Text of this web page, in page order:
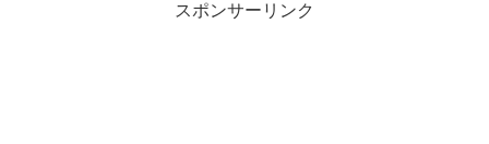
スポンサーリンク